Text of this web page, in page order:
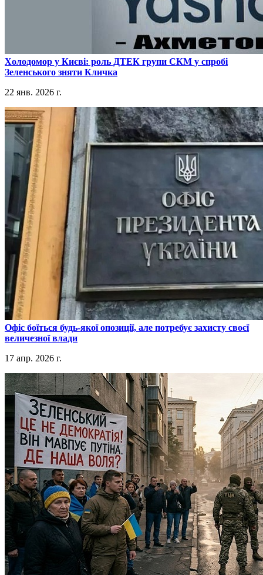
​Холодомор у Києві: роль ДТЕК групи СКМ у спробі
Зеленського зняти Кличка
22 янв. 2026 г.
​Офіс боїться будь-якої опозиції, але потребує захисту своєї
величезної влади
17 апр. 2026 г.